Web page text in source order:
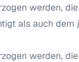
werden,
als auch dem
werden,